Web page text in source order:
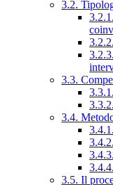
3.2.
3.3.
3.4.
3.5. Il